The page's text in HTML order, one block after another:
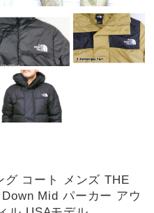
グ コート メンズ THE
Mid パーカー アウ